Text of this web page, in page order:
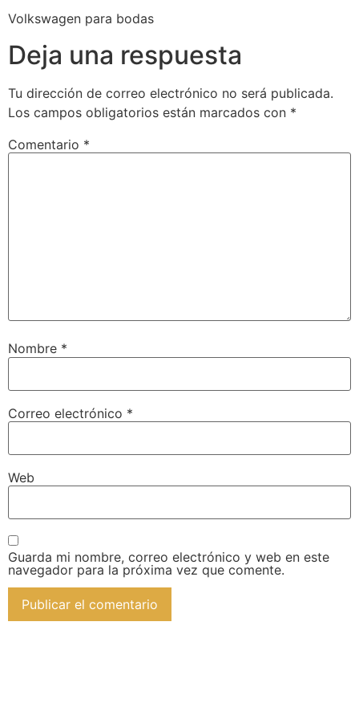
Volkswagen para bodas
Deja una respuesta
Tu dirección de correo electrónico no será publicada.
Los campos obligatorios están marcados con *
Comentario *
Nombre *
Correo electrónico *
Web
Guarda mi nombre, correo electrónico y web en este
navegador para la próxima vez que comente.